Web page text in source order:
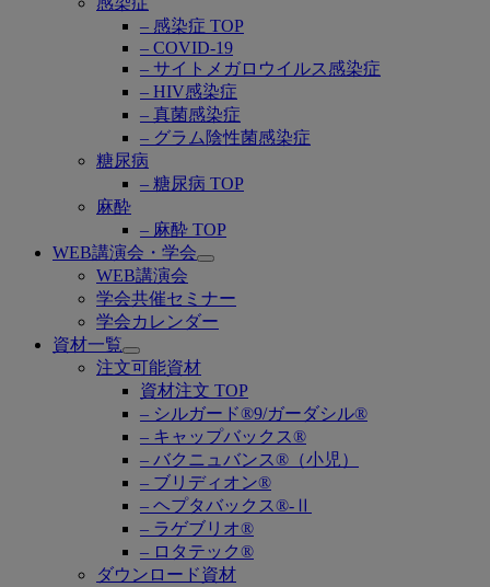
– 感染症 TOP
– COVID-19
– サイトメガロウイルス感染症
– HIV感染症
– 真菌感染症
– グラム陰性菌感染症
糖尿病
– 糖尿病 TOP
麻酔
– 麻酔 TOP
WEB講演会・学会
Open
WEB講演会
学会共催セミナー
学会カレンダー
資材一覧
Open
submenu
注文可能資材
資材注文 TOP
– シルガード®9/ガーダシル®
– キャップバックス®
– バクニュバンス®（小児）
– ブリディオン®
– ヘプタバックス®-Ⅱ
– ラゲブリオ®
– ロタテック®
ダウンロード資材